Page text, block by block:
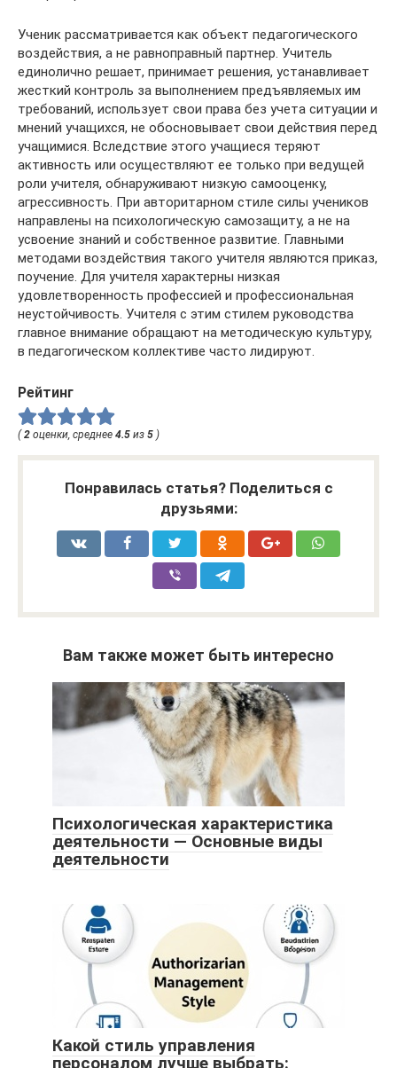
Ученик рассматривается как объект педагогического
воздействия, а не равноправный партнер. Учитель
единолично решает, принимает решения, устанавливает
жесткий контроль за выполнением предъявляемых им
требований, использует свои права без учета ситуации и
мнений учащихся, не обосновывает свои действия перед
учащимися. Вследствие этого учащиеся теряют
активность или осуществляют ее только при ведущей
роли учителя, обнаруживают низкую самооценку,
агрессивность. При авторитарном стиле силы учеников
направлены на психологическую самозащиту, а не на
усвоение знаний и собственное развитие. Главными
методами воздействия такого учителя являются приказ,
поучение. Для учителя характерны низкая
удовлетворенность профессией и профессиональная
неустойчивость. Учителя с этим стилем руководства
главное внимание обращают на методическую культуру,
в педагогическом коллективе часто лидируют.
Рейтинг
( 2 оценки, среднее 4.5 из 5 )
Понравилась статья? Поделиться с
друзьями:
Вам также может быть интересно
Психологическая характеристика
деятельности — Основные виды
деятельности
Какой стиль управления
персоналом лучше выбрать: